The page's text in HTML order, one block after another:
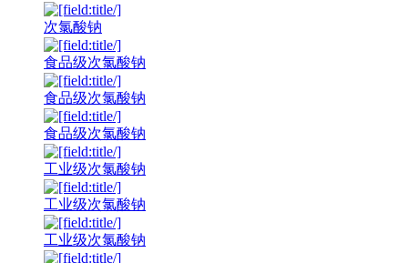
次氯酸钠
食品级次氯酸钠
食品级次氯酸钠
食品级次氯酸钠
工业级次氯酸钠
工业级次氯酸钠
工业级次氯酸钠